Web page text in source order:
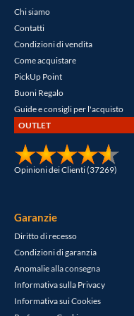
Chi siamo
Contatti
Condizioni di vendita
Come acquistare
PickUp Point
Buoni Regalo
Guide e consigli per l'acquisto
OUTLET
Opinioni dei Clienti (37269)
Garanzie
Diritto di recesso
Condizioni di garanzia
Anomalie alla consegna
Informativa sulla Privacy
Informativa sui Cookies